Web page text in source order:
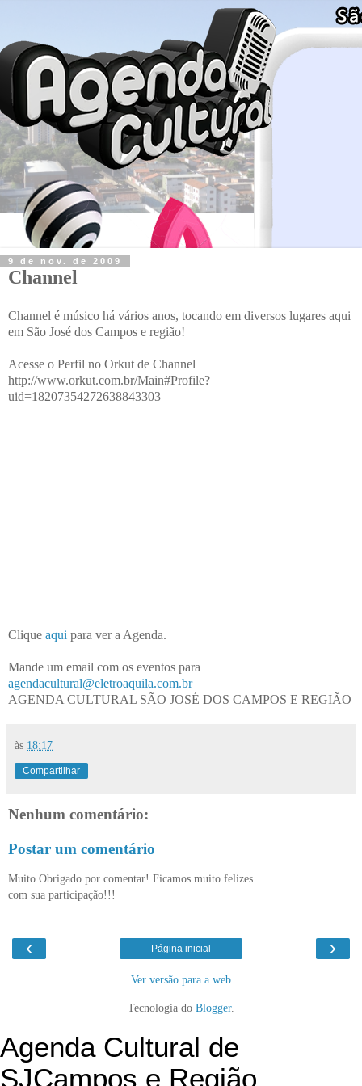
9 de nov. de 2009
Channel
Channel é músico há vários anos, tocando em diversos lugares aqui
em São José dos Campos e região!
Acesse o Perfil no Orkut de Channel
http://www.orkut.com.br/Main#Profile?
uid=18207354272638843303
Clique aqui para ver a Agenda.
Mande um email com os eventos para
agendacultural@eletroaquila.com.br
AGENDA CULTURAL SÃO JOSÉ DOS CAMPOS E REGIÃO
às 18:17
Compartilhar
Nenhum comentário:
Postar um comentário
Muito Obrigado por comentar! Ficamos muito felizes
com sua participação!!!
‹ ›
Página inicial
Ver versão para a web
Tecnologia do Blogger.
Agenda Cultural de
SJCampos e Região